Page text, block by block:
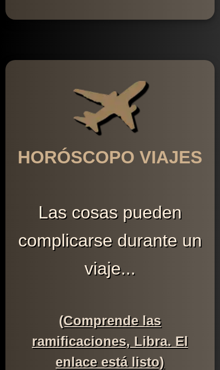
HORÓSCOPO VIAJES
Las cosas pueden
complicarse durante un
viaje...
(Comprende las
ramificaciones, Libra. El
enlace está listo)